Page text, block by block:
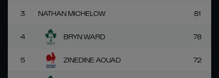
3 NATHAN MICHELOW 81
4 BRYN WARD 78
5 ZINEDINE AOUAD 72